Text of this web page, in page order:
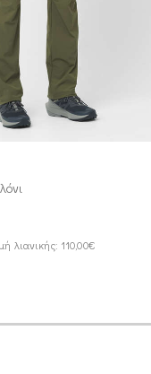
λιανικής: 110,00€